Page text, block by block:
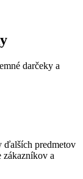
darčeky a
ďalších predmetov
zákazníkov a